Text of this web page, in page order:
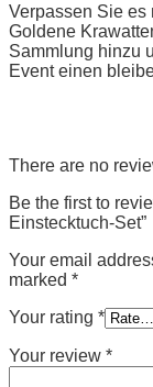
Verpassen Sie es
Goldene
Sammlung hinzu
Event einen
There are no
Be the first to
Einstecktuch-Set”
Your email
marked *
Your rating *
Your review *